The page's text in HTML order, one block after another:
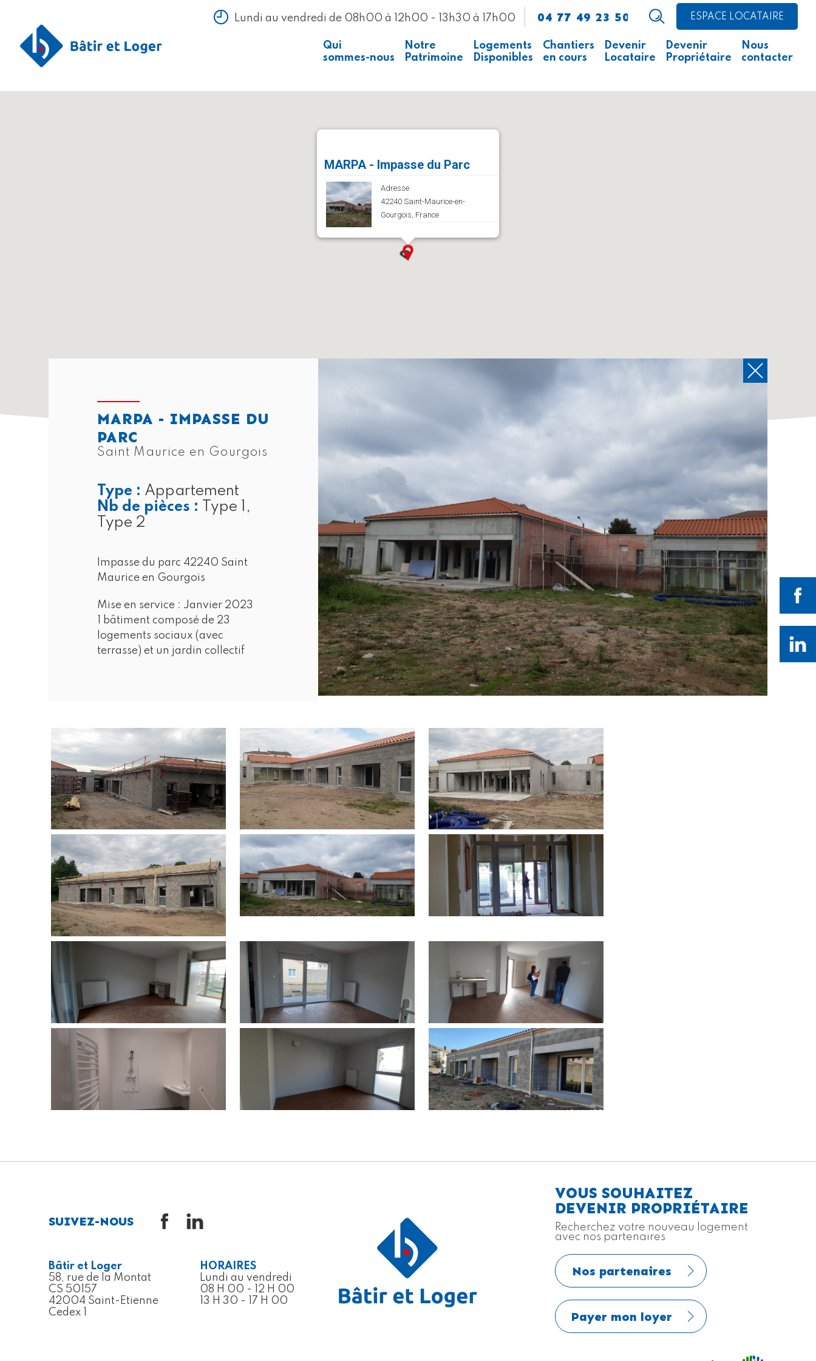
Lundi au vendredi de 08h00 à 12h00 - 13h30 à 17h00 04 77 49 23 50
Qui
sommes-nous
Notre
Patrimoine
Logements
Disponibles
Chantiers
en cours
concurrence
Devenir
Locataire
Devenir
Propriétaire
Nous
contacter
ESPACE LOCATAIRE
MARPA - Impasse du Parc
Adresse
42240 Saint-Maurice-en-
Gourgois, France
MARPA - IMPASSE DU
PARC
Saint Maurice en Gourgois
Type : Appartement
Nb de pièces : Type 1,
Type 2
Impasse du parc 42240 Saint
Maurice en Gourgois
Mise en service : Janvier 2023
1 bâtiment composé de 23
logements sociaux (avec
terrasse) et un jardin collectif
SUIVEZ-NOUS
Bâtir et Loger
58, rue de la Montat
CS 50157
42004 Saint-Etienne
Cedex 1
HORAIRES
Lundi au vendredi
08 H 00 - 12 H 00
13 H 30 - 17 H 00
VOUS SOUHAITEZ
DEVENIR PROPRIÉTAIRE
Recherchez votre nouveau logement
avec nos partenaires
Nos partenaires
Payer mon loyer